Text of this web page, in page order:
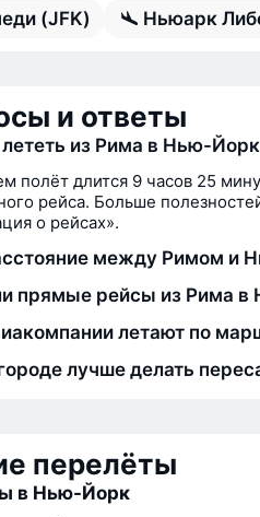
(JFK) Ньюарк
и ответы
из Рима в Нью-Йорк
полёт длится 9 часов 25
рейса. Больше
о рейсах».
между Римом и
прямые рейсы из Рима
летают по
лучше делать
перелёты
в Нью-Йорк